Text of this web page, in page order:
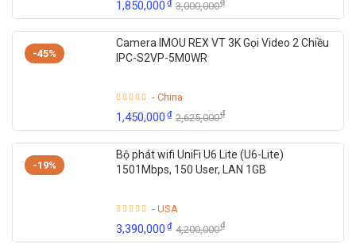
1,850,000₫ 3,000,000
-45%
Camera IMOU REX VT 3K Gọi Video 2 Chiều
IPC-S2VP-5M0WR
- China
1,450,000₫ 2,625,000₫
-19%
Bộ phát wifi UniFi U6 Lite (U6-Lite)
1501Mbps, 150 User, LAN 1GB
- USA
3,390,000₫ 4,200,000₫